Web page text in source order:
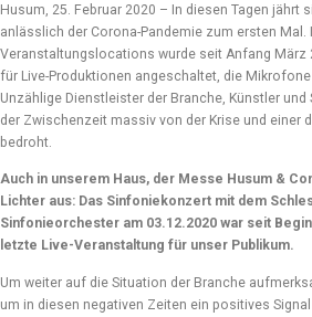
Husum, 25. Februar 2020 – In diesen Tagen jährt
anlässlich der Corona-Pandemie zum ersten Mal.
Veranstaltungslocations wurde seit Anfang März
für Live-Produktionen angeschaltet, die
Unzählige Dienstleister der Branche, Künstler
der Zwischenzeit massiv von der Krise und einer
bedroht.
Auch in unserem Haus, der Messe Husum &
Lichter aus: Das Sinfoniekonzert mit dem
Sinfonieorchester am 03.12.2020 war seit
letzte Live-Veranstaltung für unser Publikum.
Um weiter auf die Situation der Branche
um in diesen negativen Zeiten ein positives